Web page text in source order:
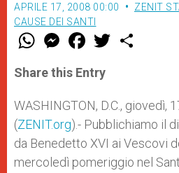
APRILE 17, 2008 00:00 ZENIT
CAUSE DEI SANTI
W
t
s
p
p
M
e
s
e
g
e
r
F
a
e
b
o
k
w
r
Share this Entry
WASHINGTON, D.C., giovedì,
(ZENIT.org).- Pubblichiamo il
da Benedetto XVI ai Vescovi
mercoledì pomeriggio nel